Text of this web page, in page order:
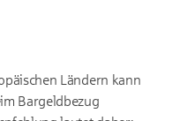
Ländern kann
Bargeldbezug